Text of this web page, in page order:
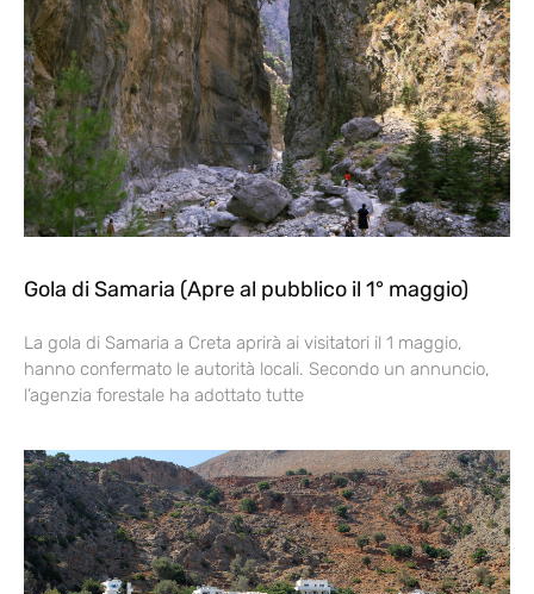
Gola di Samaria (Apre al pubblico il 1° maggio)
La gola di Samaria a Creta aprirà ai visitatori il 1 maggio,
hanno confermato le autorità locali. Secondo un annuncio,
l’agenzia forestale ha adottato tutte